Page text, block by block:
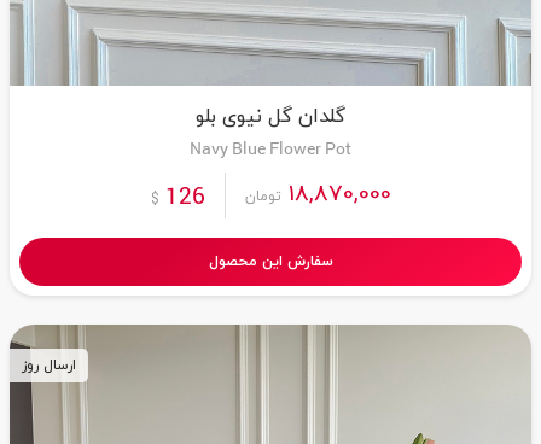
گلدان گل نیوی بلو
Navy Blue Flower Pot
18,870,000 تومان 126
$
سفارش این محصول
ارسال روز